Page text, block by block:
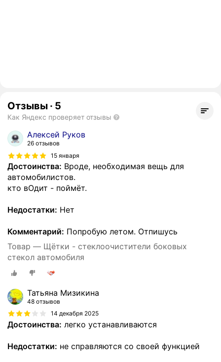
Отзывы · 5
Как Яндекс проверяет отзывы
Алексей Руков
26 отзывов
15 января
Достоинства: Вроде, необходимая вещь для
автомобилистов.
кто вОдит - поймёт.
Недостатки: Нет
Комментарий: Попробую летом. Отпишусь
Товар — Щётки - стеклоочистители боковых
стекол автомобиля
Татьяна Мизикина
48 отзывов
14 декабря 2025
Достоинства: легко устанавливаются
Недостатки: не справляются со своей функцией